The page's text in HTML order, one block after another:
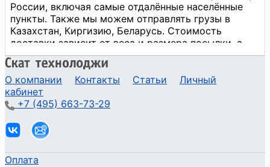
О компании Контакты Статьи
Личный
кабинет
+7 (495) 663-73-29
Оплата